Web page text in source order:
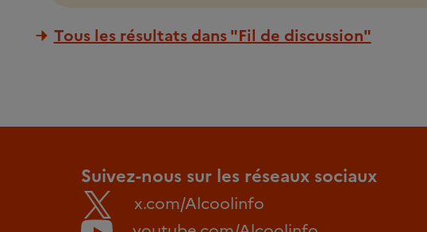
Tous les résultats dans "Fil de discussion"
Suivez-nous sur les réseaux sociaux
x.com/Alcoolinfo